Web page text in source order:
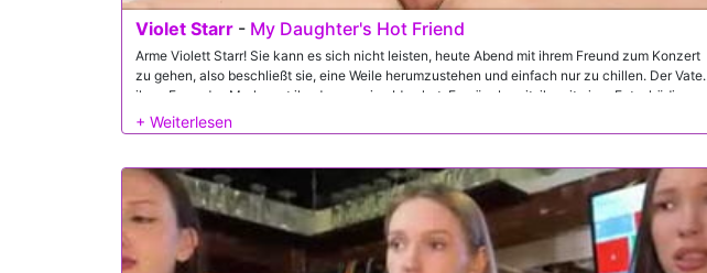
Violet Starr - My Daughter's Hot Friend
Arme Violett Starr! Sie kann es sich nicht leisten, heute Abend mit ihrem Freund zum Konzert
zu gehen, also beschließt sie, eine Weile herumzustehen und einfach nur zu chillen. Der Vater
ihres Freundes Mark sagt ihr, dass er eine Idee hat: Er wäre bereit, ihr mit einer Entschädigung
zu helfen, wenn sie bereit ist, ihm zu helfen, augenzwinkernd! Violet zögert zunächst, aber
sobald Mr. Wood an ihren Brustwarzen saugt, ist sie alles dafür! Ein Blowjob hier, und
sie den Anfang ihrer Zulage ... und Tickets für ein Konzert!